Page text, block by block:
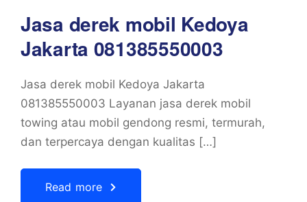
Jasa derek mobil Kedoya
Jakarta 081385550003
Jasa derek mobil Kedoya Jakarta
081385550003 Layanan jasa derek mobil
towing atau mobil gendong resmi, termurah,
dan terpercaya dengan kualitas […]
Read more